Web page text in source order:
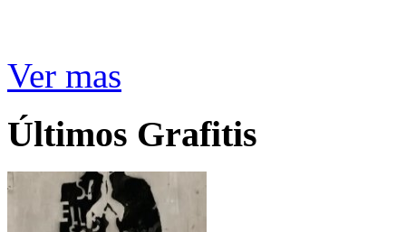
Ver mas
Últimos Grafitis